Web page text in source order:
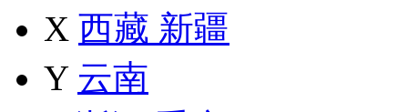
X 西藏 新疆
Y 云南